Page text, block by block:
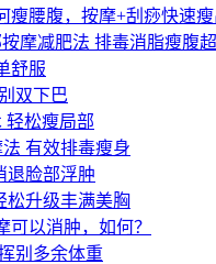
瘦腰腹，按摩+刮痧快速瘦
摩减肥法 排毒消脂瘦腹
舒服
双下巴
轻松瘦局部
有效排毒瘦身
退脸部浮肿
松升级丰满美胸
可以消肿，如何？
别多余体重